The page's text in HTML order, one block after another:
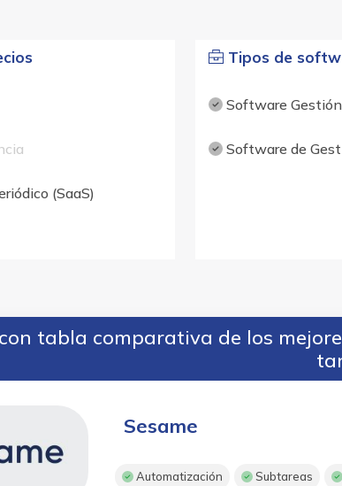
(SaaS)
Tipos de
Software
Software de
tabla comparativa de los
Sesame
Automatización Subtareas